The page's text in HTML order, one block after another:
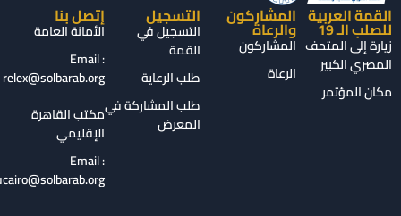
العربية
الـ 19
إلى المتحف
الكبير
المؤتمر
المشاركون
والرعاة
المشاركون
الرعاة
التسجيل
التسجيل في
القمة
طلب الرعاية
طلب المشاركة في
المعرض
إتصل بنا
الأمانة العامة
Email :
relex@solbarab.org
مكتب القاهرة
الإقليمي
Email :
aisucairo@solbarab.org